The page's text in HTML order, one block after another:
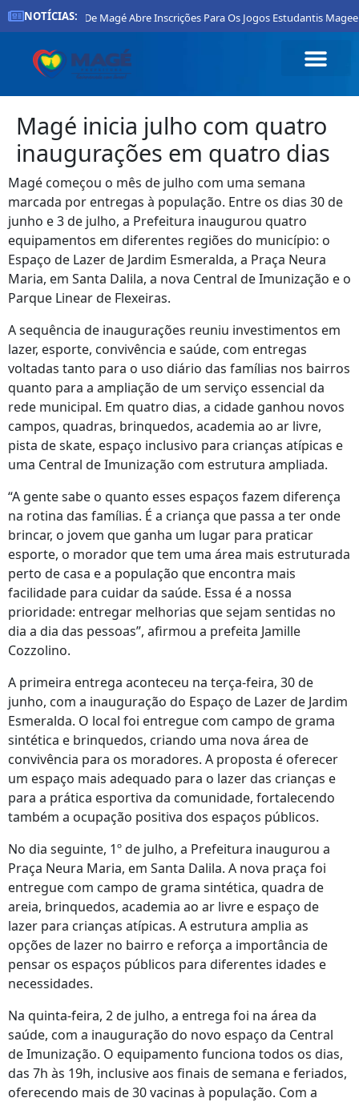
NOTÍCIAS:
Prefeitura De Magé Abre Inscrições Para Os Jogos Estudantis
Magé inicia julho com quatro
inaugurações em quatro dias
Magé começou o mês de julho com uma semana
marcada por entregas à população. Entre os dias 30 de
junho e 3 de julho, a Prefeitura inaugurou quatro
equipamentos em diferentes regiões do município: o
Espaço de Lazer de Jardim Esmeralda, a Praça Neura
Maria, em Santa Dalila, a nova Central de Imunização e o
Parque Linear de Flexeiras.
A sequência de inaugurações reuniu investimentos em
lazer, esporte, convivência e saúde, com entregas
voltadas tanto para o uso diário das famílias nos bairros
quanto para a ampliação de um serviço essencial da
rede municipal. Em quatro dias, a cidade ganhou novos
campos, quadras, brinquedos, academia ao ar livre,
pista de skate, espaço inclusivo para crianças atípicas e
uma Central de Imunização com estrutura ampliada.
“A gente sabe o quanto esses espaços fazem diferença
na rotina das famílias. É a criança que passa a ter onde
brincar, o jovem que ganha um lugar para praticar
esporte, o morador que tem uma área mais estruturada
perto de casa e a população que encontra mais
facilidade para cuidar da saúde. Essa é a nossa
prioridade: entregar melhorias que sejam sentidas no
dia a dia das pessoas”, afirmou a prefeita Jamille
Cozzolino.
A primeira entrega aconteceu na terça-feira, 30 de
junho, com a inauguração do Espaço de Lazer de Jardim
Esmeralda. O local foi entregue com campo de grama
sintética e brinquedos, criando uma nova área de
convivência para os moradores. A proposta é oferecer
um espaço mais adequado para o lazer das crianças e
para a prática esportiva da comunidade, fortalecendo
também a ocupação positiva dos espaços públicos.
No dia seguinte, 1º de julho, a Prefeitura inaugurou a
Praça Neura Maria, em Santa Dalila. A nova praça foi
entregue com campo de grama sintética, quadra de
areia, brinquedos, academia ao ar livre e espaço de
lazer para crianças atípicas. A estrutura amplia as
opções de lazer no bairro e reforça a importância de
pensar os espaços públicos para diferentes idades e
necessidades.
Na quinta-feira, 2 de julho, a entrega foi na área da
saúde, com a inauguração do novo espaço da Central
de Imunização. O equipamento funciona todos os dias,
das 7h às 19h, inclusive aos finais de semana e feriados,
oferecendo mais de 30 vacinas à população. Com a